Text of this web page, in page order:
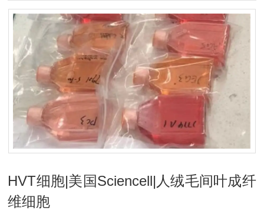
HVT细胞|美国Sciencell|人绒毛间叶成纤
维细胞